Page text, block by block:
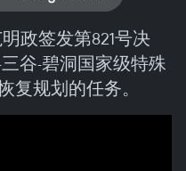
政签发第821号决
谷-碧洞国家级特殊
复规划的任务。